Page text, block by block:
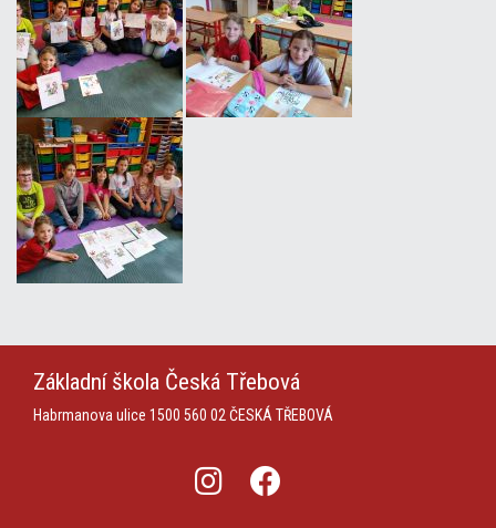
Základní škola Česká Třebová
Habrmanova ulice 1500 560 02 ČESKÁ TŘEBOVÁ